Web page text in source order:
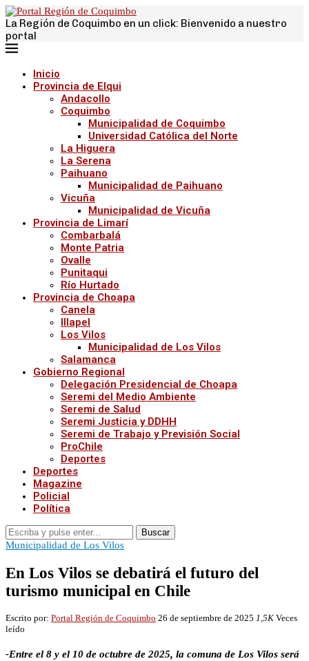
La Región de Coquimbo en un click: Bienvenido a nuestro
portal
Inicio
Provincia de Elqui
Andacollo
Coquimbo
Municipalidad de Coquimbo
Universidad Católica del Norte
La Higuera
La Serena
Paihuano
Municipalidad de Paihuano
Vicuña
Municipalidad de Vicuña
Provincia de Limarí
Combarbalá
Monte Patria
Ovalle
Punitaqui
Río Hurtado
Provincia de Choapa
Canela
Illapel
Los Vilos
Municipalidad de Los Vilos
Salamanca
Gobierno Regional
Delegación Presidencial de Choapa
Seremi del Medio Ambiente
Seremi de Salud
Seremi Justicia y DDHH
Seremi de Trabajo y Previsión Social
ProChile
Deportes
Deportes
Magazine
Policial
Política
Buscar
Municipalidad de Los Vilos
En Los Vilos se debatirá el futuro del
turismo municipal en Chile
Escrito por: Portal Región de Coquimbo 26 de septiembre de 2025 1,5K Veces
leído
-Entre el 8 y el 10 de octubre de 2025, la comuna de Los Vilos será